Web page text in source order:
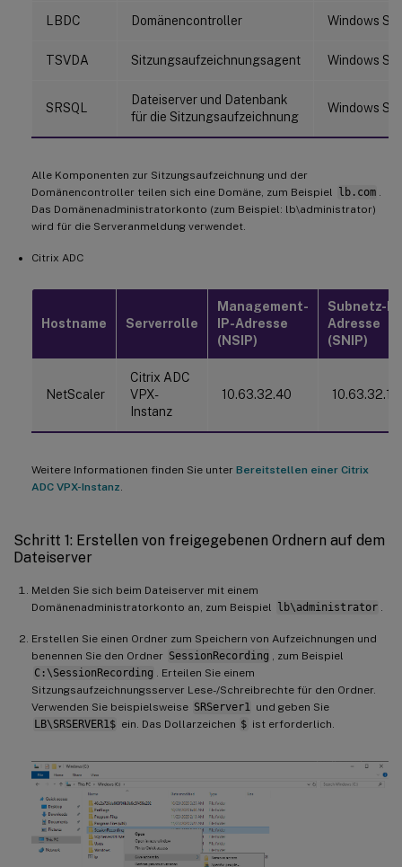
LBDC Domänencontroller Windows
TSVDA Sitzungsaufzeichnungsagent Windows
SRSQL
Dateiserver und Datenbank
für die Sitzungsaufzeichnung
Windows
Alle Komponenten zur Sitzungsaufzeichnung und der
Domänencontroller teilen sich eine Domäne, zum Beispiel
lb.com
Das Domänenadministratorkonto (zum Beispiel: lb\administrator)
wird für die Serveranmeldung verwendet.
Citrix ADC
Hostname Serverrolle
Management-
IP-Adresse
(NSIP)
Subnetz-
Adresse
(SNIP)
NetScaler
Citrix ADC
VPX-
Instanz
10.63.32.40
Weitere Informationen finden Sie unter Bereitstellen einer Citrix
ADC VPX-Instanz
Schritt 1: Erstellen von freigegebenen Ordnern auf dem
Dateiserver
Melden Sie sich beim Dateiserver mit einem
Domänenadministratorkonto an, zum Beispiel
lb\administrator
Erstellen Sie einen Ordner zum Speichern von Aufzeichnungen und
benennen Sie den Ordner SessionRecording
, zum Beispiel
C:\SessionRecording
. Erteilen Sie einem
Sitzungsaufzeichnungsserver Lese-/Schreibrechte für den Ordner.
Verwenden Sie beispielsweise SRServer1
und geben Sie
LB\SRSERVER1$ ein. Das Dollarzeichen $ ist erforderlich.